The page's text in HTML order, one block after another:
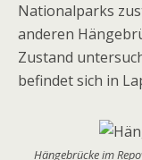
Nationalparks
anderen
Zustand
befindet sich in
Hängebrücke im